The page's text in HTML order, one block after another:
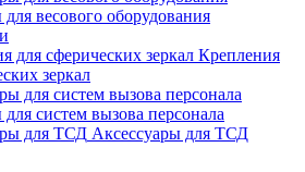
весового оборудования
Крепления
зеркал
систем вызова персонала
Аксессуары для ТСД